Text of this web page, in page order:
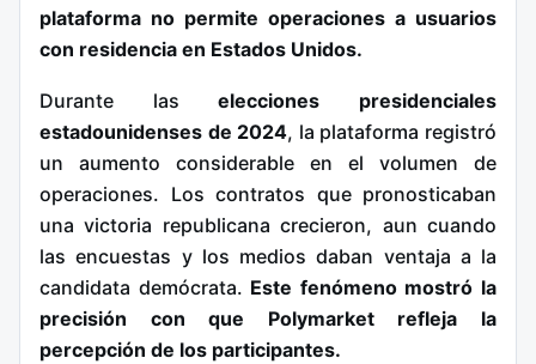
plataforma no permite operaciones a usuarios
con residencia en Estados Unidos.
Durante laselecciones presidenciales
estadounidenses de 2024, la plataforma registró
un aumento considerable en el volumen de
operaciones. Los contratos que pronosticaban
una victoria republicana crecieron, aun cuando
las encuestas y los medios daban ventaja a la
candidata demócrata. Este fenómeno mostró la
precisión con que Polymarket refleja la
percepción de los participantes.